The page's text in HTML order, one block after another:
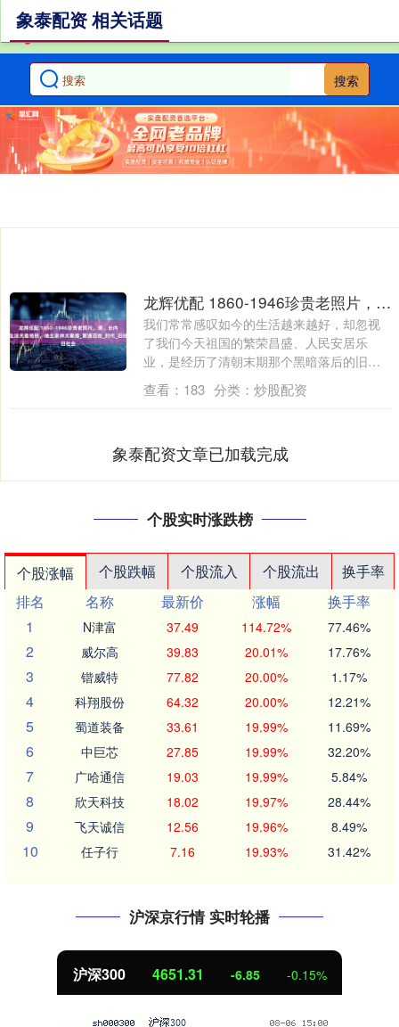
搜索
象泰配资 相关话题
龙辉优配 1860-1946珍贵老照片，港、台内地生活天差地别，地主豪绅太奢靡_普通百姓_时代_旧社会
我们常常感叹如今的生活越来越好，却忽视
了我们今天祖国的繁荣昌盛、人民安居乐
业，是经历了清朝末期那个黑暗落后的旧社
会阶段，....
查看： 183 分类： 炒股配资
象泰配资文章已加载完成
个股实时涨跌榜
个股涨幅 个股跌幅 个股流入 个股流出
换手率
排名
名称 最新价 涨幅
换手率
1
N津富 37.49 114.72% 77.46%
2 威尔高 39.83 20.01% 17.76%
3 锴威特 77.82 20.00% 1.17%
4 科翔股份 64.32 20.00% 12.21%
5 蜀道装备 33.61 19.99% 11.69%
6 中巨芯 27.85 19.99% 32.20%
7 广哈通信 19.03 19.99% 5.84%
8 欣天科技 18.02 19.97% 28.44%
9 飞天诚信 12.56 19.96% 8.49%
10 任子行 7.16 19.93% 31.42%
沪深京行情 实时轮播
沪深300 4651.31 -6.85 -0.15%